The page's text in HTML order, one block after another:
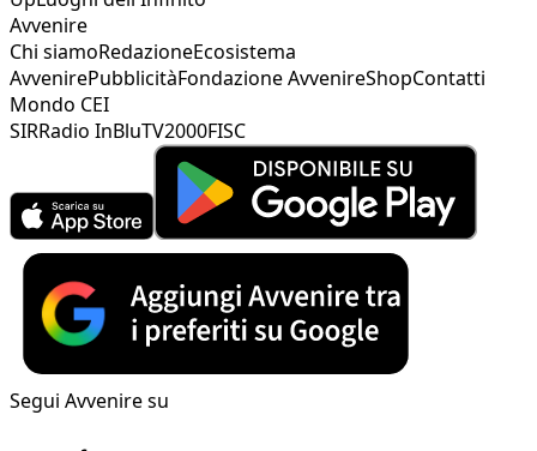
Avvenire
Chi siamoRedazioneEcosistema
AvvenirePubblicitàFondazione AvvenireShopContatti
Mondo CEI
SIRRadio InBluTV2000FISC
Segui Avvenire su